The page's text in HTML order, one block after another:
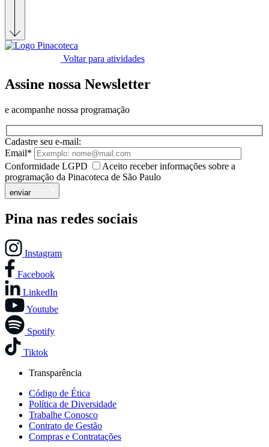
Voltar para atividades
Assine nossa Newsletter
e acompanhe nossa programação
Cadastre seu e-mail:
Email*
Conformidade LGPD
Aceito receber informações sobre a
programação da Pinacoteca de São Paulo
enviar
Pina nas redes sociais
Instagram
Facebook
LinkedIn
Youtube
Spotify
Tiktok
Transparência
Código de Ética
Política de Diversidade
Trabalhe Conosco
Contrato de Gestão
Compras e Contratações